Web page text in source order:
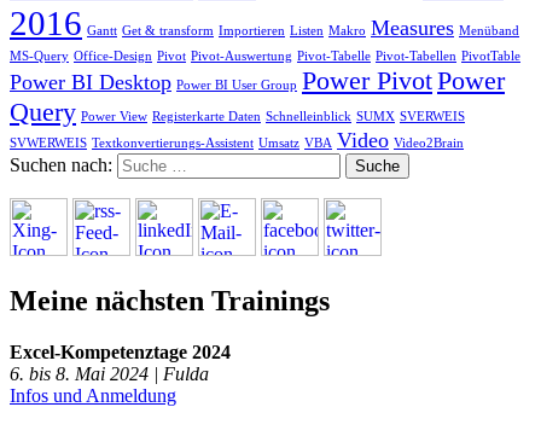
2016 Gantt Get & transform Importieren Listen Makro Measures Menüband
MS-Query Office-Design Pivot Pivot-Auswertung Pivot-Tabelle Pivot-Tabellen PivotTable
Power BI Desktop Power BI User Group Power PivotPower
Query Power View Registerkarte Daten Schnelleinblick SUMX SVERWEIS
SVWERWEIS Textkonvertierungs-Assistent Umsatz VBA Video Video2Brain
Suchen nach:
Meine nächsten Trainings
Excel-Kompetenztage 2024
6. bis 8. Mai 2024 | Fulda
Infos und Anmeldung